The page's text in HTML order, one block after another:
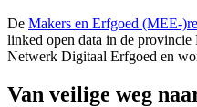
De Makers en Erfgoed (MEE-
linked open data in de provincie
Netwerk Digitaal Erfgoed en
Van veilige weg